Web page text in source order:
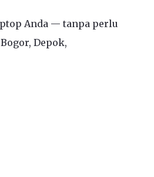
Anda — tanpa perlu
Depok,